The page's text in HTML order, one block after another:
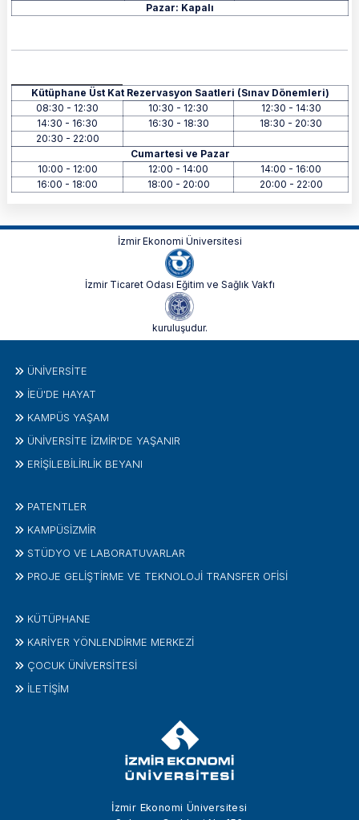
Pazar: Kapalı
Kütüphane Üst Kat Rezervasyon Saatleri (Sınav Dönemleri)
Kütüphane Üst Kat Rezervasyon Saatleri (Sınav Dönemleri)
08:30 - 12:30
10:30 - 12:30
12:30 - 14:30
14:30 - 16:30
16:30 - 18:30
18:30 - 20:30
20:30 - 22:00
Cumartesi ve Pazar
10:00 - 12:00
12:00 - 14:00
14:00 - 16:00
16:00 - 18:00
18:00 - 20:00 20:00 - 22:00
İzmir Ekonomi Üniversitesi
İzmir Ticaret Odası Eğitim ve Sağlık Vakfı
kuruluşudur.
İzmir Ekonomi Üniversitesi
ÜNIVERSITE
İEÜ'DE HAYAT
KAMPÜS YAŞAM
ÜNİVERSİTE İZMİR'DE YAŞANIR
ERİŞİLEBİLİRLİK BEYANI
PATENTLER
KAMPÜSİZMIR
STÜDYO VE LABORATUVARLAR
PROJE GELIŞTIRME VE TEKNOLOJI TRANSFER OFISI
KÜTÜPHANE
KARİYER YÖNLENDİRME MERKEZİ
ÇOCUK ÜNIVERSITESI
İLETIŞIM